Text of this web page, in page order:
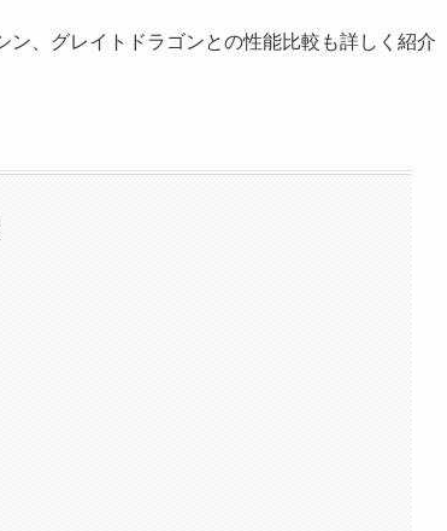
、グレイトドラゴンとの性能比較も詳しく紹介